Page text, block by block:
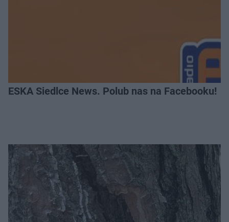
ESKA Siedlce News. Polub nas na Facebooku!